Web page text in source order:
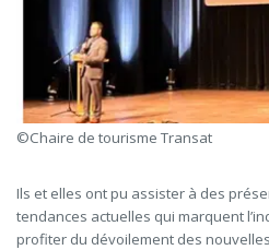
©Chaire de tourisme Transat
Ils et elles ont pu assister à des p
tendances actuelles qui marquent
profiter du dévoilement des